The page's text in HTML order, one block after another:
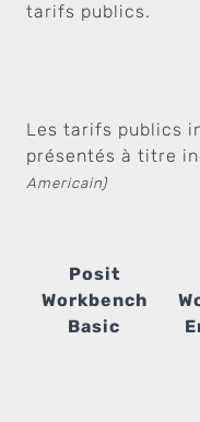
tarifs publics.
Les tarifs publics
présentés à titre
Americain)
Posit
Workbench
Basic